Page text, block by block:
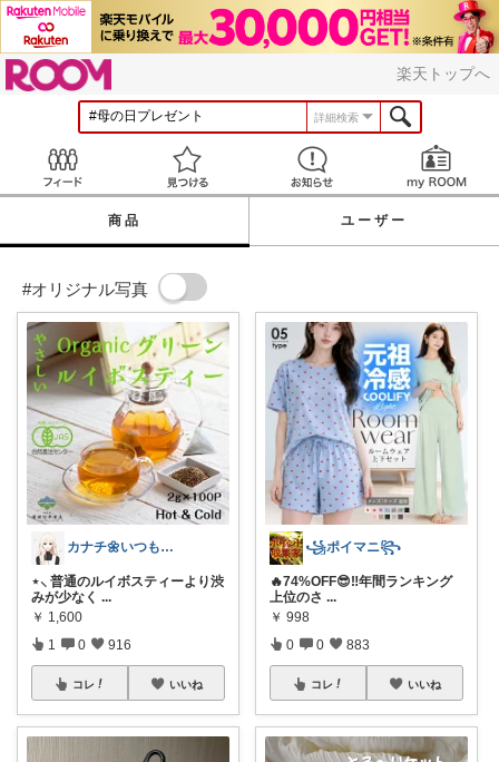
楽天トップへ
詳細検索
見つける お知らせ
商品 ユーザー
#オリジナル写真
カナチ🌼いつもご覧くださり感謝ꕤ
⋆⸜ 普通のルイボスティーより渋
みが少なく ...
￥ 1,600
1 0 916
コレ いいね
꧁ポイマニ꧂
🔥74%OFF😎‼️年間ランキング
上位のさ ...
￥ 998
0 0 883
コレ いいね